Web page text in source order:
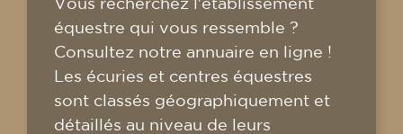
équestre qui vous ressemble ?
Consultez notre annuaire en ligne !
Les écuries et centres équestres
sont classés géographiquement et
détaillés au niveau de leurs